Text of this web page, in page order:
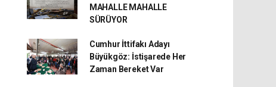
MAHALLE MAHALLE
SÜRÜYOR
Cumhur İttifakı Adayı
Büyükgöz: İstişarede Her
Zaman Bereket Var